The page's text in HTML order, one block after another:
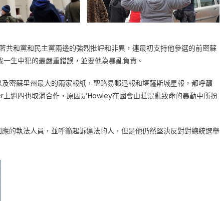
和黨和民主黨兩邊的強烈批評和非異，連最初支持他參選的前密蘇
生中犯的最嚴重錯誤，並要他為暴亂負責。
密蘇里州最大的兩家報紙，聖路易郵迅報和堪薩斯城星報，都呼籲
週四也取消合作，原因是Hawley在國會山莊混亂致命的暴動中所扮
的執法人員，並呼籲起訴違法的人，但是他仍然堅決反對對總統選舉